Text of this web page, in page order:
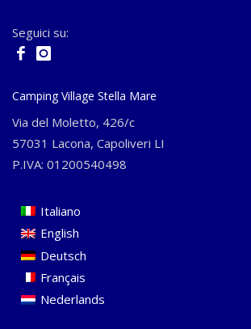
Seguici su:
Camping Village Stella Mare
Via del Moletto, 426/c
57031 Lacona, Capoliveri LI
P.IVA: 01200540498
Italiano
English
Deutsch
Français
Nederlands